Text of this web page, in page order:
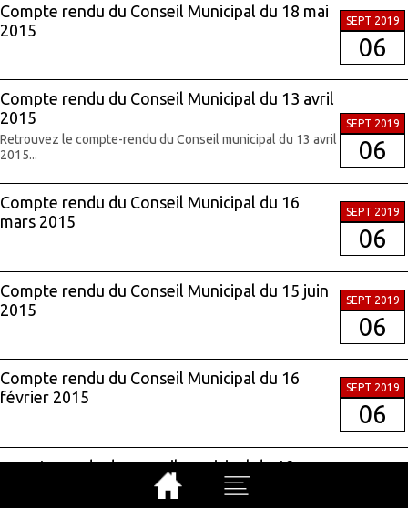
Compte rendu du Conseil Municipal du 18 mai
2015
SEPT 2019
06
Compte rendu du Conseil Municipal du 13 avril
2015
Retrouvez le compte-rendu du Conseil municipal du 13 avril
2015...
SEPT 2019
06
Compte rendu du Conseil Municipal du 16
mars 2015
SEPT 2019
06
Compte rendu du Conseil Municipal du 15 juin
2015
SEPT 2019
06
Compte rendu du Conseil Municipal du 16
février 2015
SEPT 2019
06
compte rendu du conseil municipal du 18